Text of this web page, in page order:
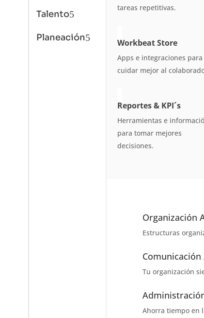
5
Talento
5
Planeación
tareas repetitivas.
Workbeat Store
Apps e integraciones para
cuidar mejor al
Reportes & KPI´s
Herramientas e
para tomar mejores
decisiones.
Organización
Estructuras
Comunicación
Tu organización
Ahorra tiempo en